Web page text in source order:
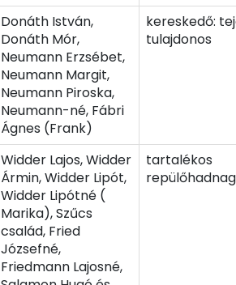
Donáth István,
Donáth Mór,
Neumann Erzsébet,
Neumann Margit,
Neumann Piroska,
Neumann-né, Fábri
Ágnes (Frank)
kereskedő:
tulajdonos
Widder Lajos, Widder
Ármin, Widder Lipót,
Widder Lipótné (
Marika), Szűcs
család, Fried
Józsefné,
Friedmann Lajosné,
tartalékos